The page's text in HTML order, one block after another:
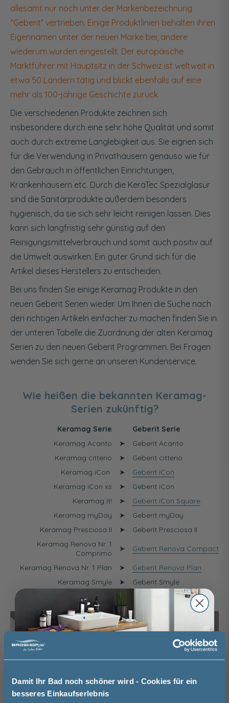
Damit Ihr Bad noch schöner wird - Cookies für ein
besseres Einkaufserlebnis
allesamt nur noch unter der Markenbezeichnung
“Geberit” vertrieben. Einige Produktlinien behalten ihren
Eigennamen unter der neuen Marke bei, andere
wiederum wurden eingestellt. Der europäische
Marktführer mit Hauptsitz in der Schweiz ist weltweit in
etwa 50 Ländern tätig und blickt ebenfalls auf eine
mehr als 100-jährige Geschichte zurück.
Die verschiedenen Produkte zeichnen sich
insbesondere durch eine sehr hohe Qualität und somit
auch durch extreme Langlebigkeit aus. Sie eignen sich
für die Verwendung in Privathäusern genauso wie für
den Gebrauch in öffentlichen Einrichtungen,
Krankenhäusern etc. Durch die KeraTec Spezialglasur
sind die Sanitärprodukte außerdem besonders
hygienisch, da sie sich sehr leicht reinigen lassen. Dies
kann sich langfristig sehr günstig auf den
Reinigungsmittelverbrauch und somit auch positiv auf
die Umwelt auswirken. Ein guter Grund sich für die
Artikel dieses Herstellers zu entscheiden.
Bei uns finden Sie einige Keramag Produkte in den
neuen Geberit Serien wieder. Um Ihnen die Suche nach
den richtigen Artikeln einfacher zu machen finden Sie in
der unteren Tabelle die Zuordnung der alten Keramag
Serien zu den neuen Geberit Programmen. Bei Fragen
wenden Sie sich gerne an unseren Kundenservice.
Wie heißen die bekannten Keramag-
Serien zukünftig?
Keramag Serie
Geberit Serie
Keramag Acanto
➤
Geberit Acanto
Keramag citterio
➤
Geberit citterio
Keramag iCon
➤
Geberit iCon
Keramag iCon xs
➤
Geberit iCon
Keramag it!
➤
Geberit iCon Square
Keramag myDay
➤
Geberit myDay
Keramag Presciosa II
➤
Geberit Presciosa II
Keramag Renova Nr. 1
Comprimo
➤ Geberit Renova Compact
Keramag Renova Nr. 1 Plan ➤
Geberit Renova Plan
Keramag Smyle
➤
Geberit Smyle
Keramag Xeno²
➤ Geberit Xeno²